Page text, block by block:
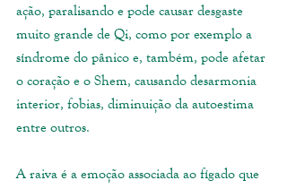
ação, paralisando e pode causar desgaste
muito grande de Qi, como por exemplo a
síndrome do pânico e, também, pode afetar
o coração e o Shem, causando desarmonia
interior, fobias, diminuição da autoestima
entre outros.
A raiva é a emoção associada ao fígado que